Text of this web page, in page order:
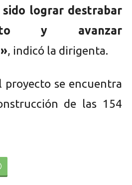
lograr destrabar
y avanzar
, indicó la dirigenta.
proyecto se encuentra
de las 154